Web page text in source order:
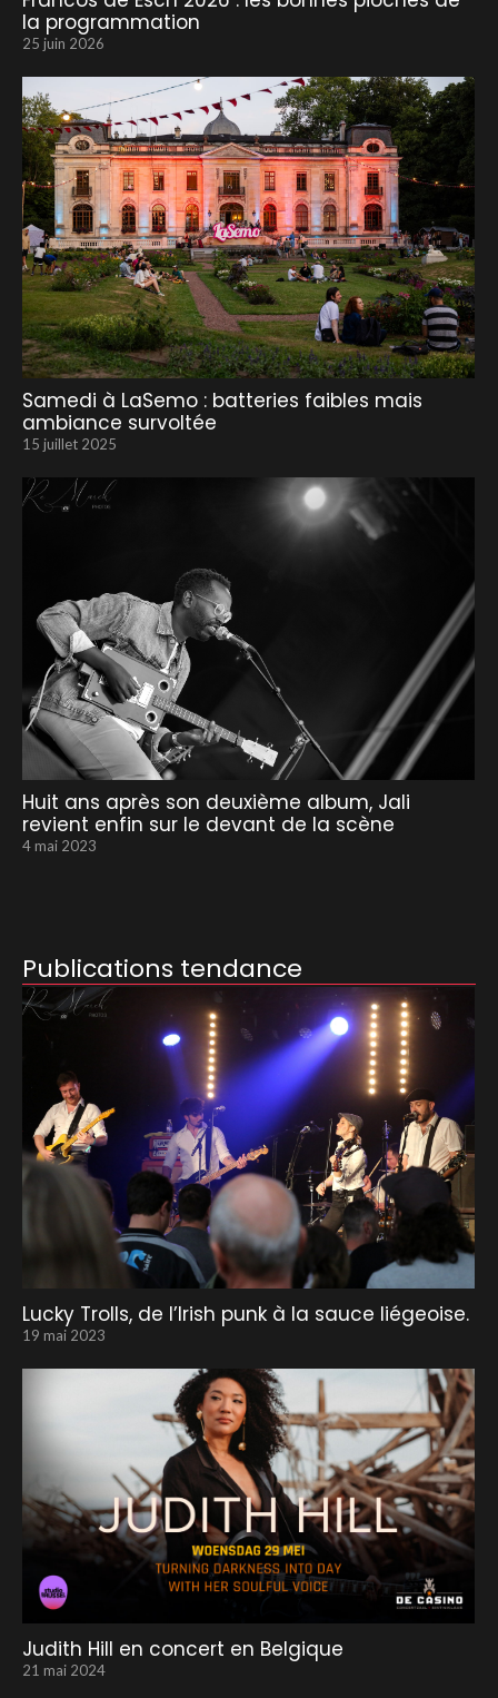
la programmation
25 juin 2026
Samedi à LaSemo : batteries faibles mais
ambiance survoltée
15 juillet 2025
Huit ans après son deuxième album, Jali
revient enfin sur le devant de la scène
4 mai 2023
Publications tendance
Lucky Trolls, de l’Irish punk à la sauce liégeoise.
19 mai 2023
Judith Hill en concert en Belgique
21 mai 2024